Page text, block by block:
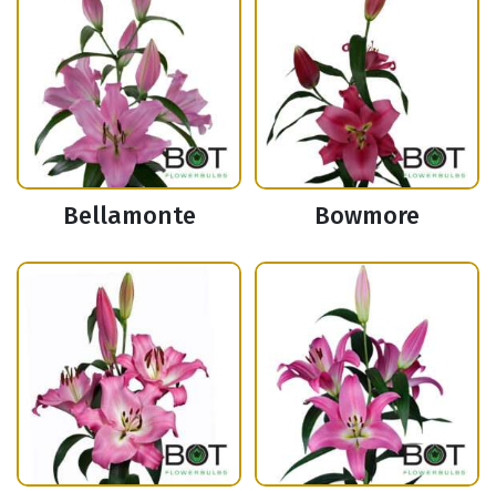
Bellamonte Bowmore